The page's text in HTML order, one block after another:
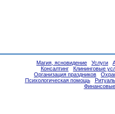
Магия, ясновидение Услуги
Консалтинг
Клининговые
Организация праздников
Психологическая помощь